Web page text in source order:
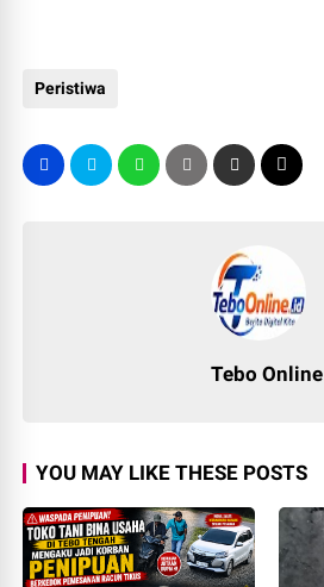
Peristiwa
Tebo Online
YOU MAY LIKE THESE POSTS